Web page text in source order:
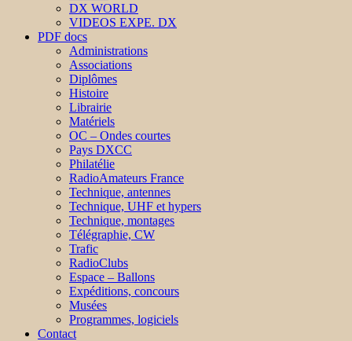
DX WORLD
VIDEOS EXPE. DX
PDF docs
Administrations
Associations
Diplômes
Histoire
Librairie
Matériels
OC – Ondes courtes
Pays DXCC
Philatélie
RadioAmateurs France
Technique, antennes
Technique, UHF et hypers
Technique, montages
Télégraphie, CW
Trafic
RadioClubs
Espace – Ballons
Expéditions, concours
Musées
Programmes, logiciels
Contact